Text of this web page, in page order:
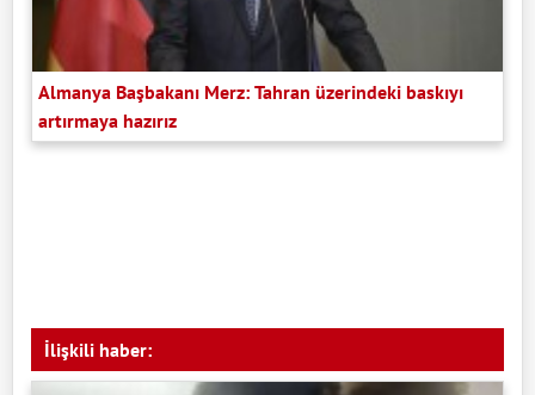
Almanya Başbakanı Merz: Tahran üzerindeki baskıyı
artırmaya hazırız
İlişkili haber: